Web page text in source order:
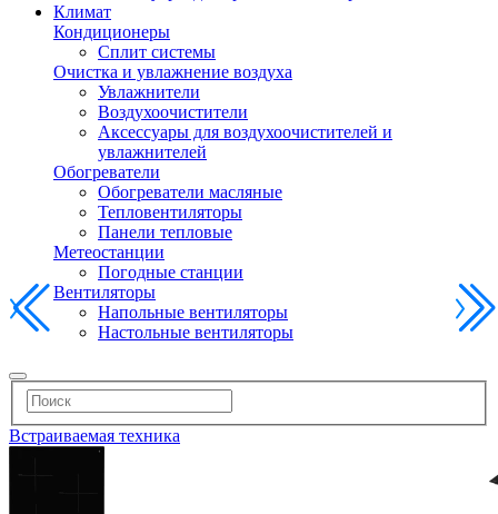
Климат
Кондиционеры
Сплит системы
Очистка и увлажнение воздуха
Увлажнители
Воздухоочистители
Аксессуары для воздухоочистителей и
увлажнителей
Обогреватели
Обогреватели масляные
Тепловентиляторы
Панели тепловые
Метеостанции
Погодные станции
Вентиляторы
Напольные вентиляторы
Настольные вентиляторы
Встраиваемая техника